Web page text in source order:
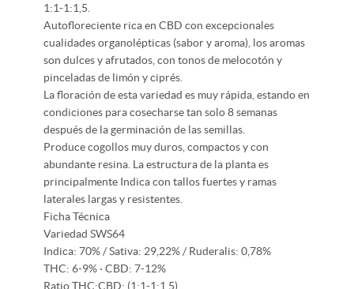
1:1-1:1,5.
Autofloreciente rica en CBD con excepcionales
cualidades organolépticas (sabor y aroma), los aromas
son dulces y afrutados, con tonos de melocotón y
pinceladas de limón y ciprés.
La floración de esta variedad es muy rápida, estando en
condiciones para cosecharse tan solo 8 semanas
después de la germinación de las semillas.
Produce cogollos muy duros, compactos y con
abundante resina. La estructura de la planta es
principalmente Indica con tallos fuertes y ramas
laterales largas y resistentes.
Ficha Técnica
Variedad SWS64
Indica: 70% / Sativa: 29,22% / Ruderalis: 0,78%
THC: 6-9% · CBD: 7-12%
Ratio THC:CBD: (1:1-1:1,5)